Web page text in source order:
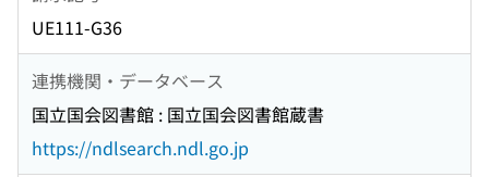
UE111-G36
連携機関・データベース
国立国会図書館 : 国立国会図書館蔵書
https://ndlsearch.ndl.go.jp